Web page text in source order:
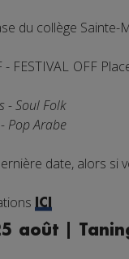
du collège
- FESTIVAL OFF
- Soul Folk
Pop Arabe
date, alors si
ICI
août |